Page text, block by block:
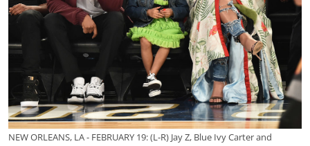
NEW ORLEANS, LA - FEBRUARY 19: (L-R) Jay Z, Blue Ivy Carter and